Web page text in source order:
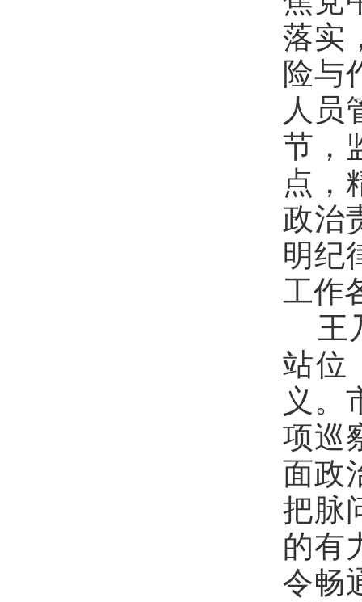
落实
险与
人员
节，
点，
政治
明纪
工作
王
站位
义 。
项巡
面政
把脉
的有
令畅